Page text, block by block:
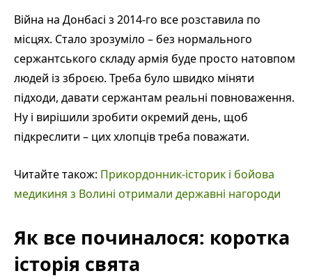
Війна на Донбасі з 2014-го все розставила по
місцях. Стало зрозуміло – без нормального
сержантського складу армія буде просто натовпом
людей із зброєю. Треба було швидко міняти
підходи, давати сержантам реальні повноваження.
Ну і вирішили зробити окремий день, щоб
підкреслити – цих хлопців треба поважати.
Читайте також: Прикордонник-історик і бойова
медикиня з Волині отримали державні нагороди
Як все починалося: коротка
історія свята